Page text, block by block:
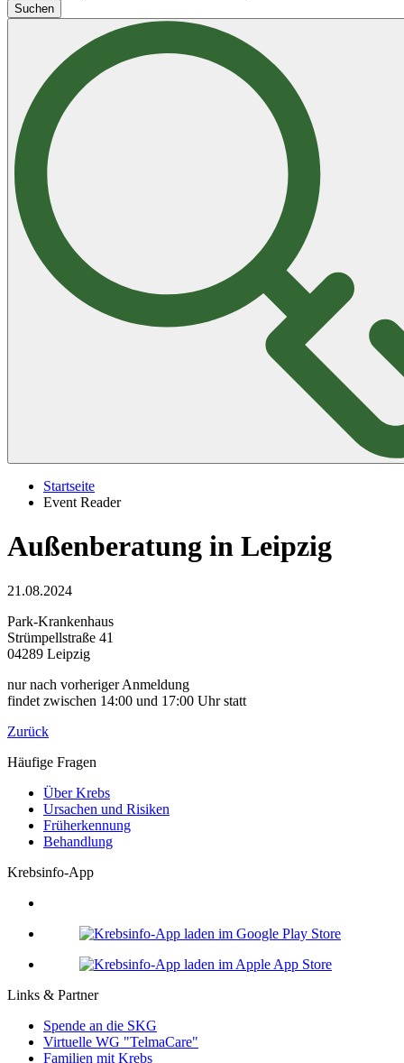
Suchen
Startseite
Event Reader
Außenberatung in Leipzig
21.08.2024
Park-Krankenhaus
Strümpellstraße 41
04289 Leipzig
nur nach vorheriger Anmeldung
findet zwischen 14:00 und 17:00 Uhr statt
Zurück
Häufige Fragen
Über Krebs
Ursachen und Risiken
Früherkennung
Behandlung
Krebsinfo-App
Links & Partner
Spende an die SKG
Virtuelle WG "TelmaCare"
Familien mit Krebs